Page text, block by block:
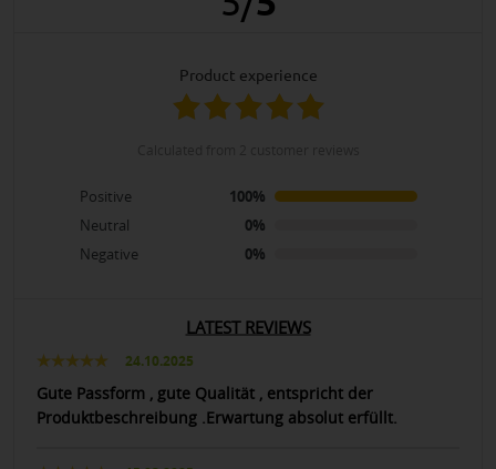
product experience
Positive
100%
Neutral
0%
Negative
0%
LATEST REVIEWS
24.10.2025
Gute Passform , gute Qualität , entspricht der
Produktbeschreibung .Erwartung absolut erfüllt.